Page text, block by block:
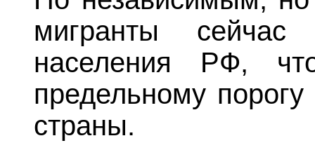
мигранты
населения РФ,
предельному
страны.